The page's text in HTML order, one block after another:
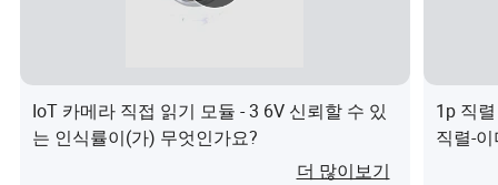
우리의 서비스
IoT 카메라 직접 읽기 모듈 - 3 6V 신뢰할 수 있
는 인식률이(가) 무엇인가요?
더 많이보기
1p 직
직렬-